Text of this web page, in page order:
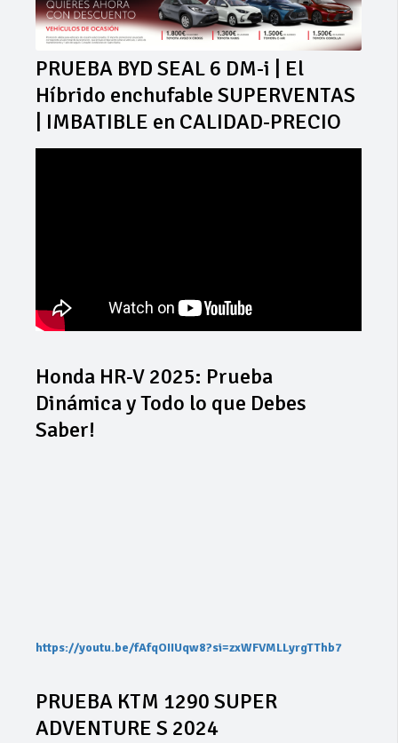
PRUEBA BYD SEAL 6 DM-i | El
Híbrido enchufable SUPERVENTAS
| IMBATIBLE en CALIDAD-PRECIO
Honda HR-V 2025: Prueba
Dinámica y Todo lo que Debes
Saber!
https://youtu.be/fAfqOIIUqw8?si=zxWFVMLLyrgTThb7
PRUEBA KTM 1290 SUPER
ADVENTURE S 2024